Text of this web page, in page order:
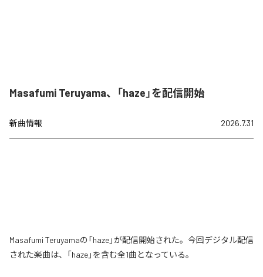
Masafumi Teruyama、「haze」を配信開始
新曲情報 2026.7.31
Masafumi Teruyamaの「haze」が配信開始された。今回デジタル配信
された楽曲は、「haze」を含む全1曲となっている。